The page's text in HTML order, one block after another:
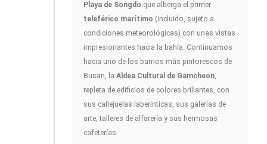
Playa de Songdo que alberga el primer
teleférico marítimo (incluido, sujeto a
condiciones meteorológicas) con unas vistas
impresionantes hacia la bahía. Continuamos
hacia uno de los barrios más pintorescos de
Busan, la Aldea Cultural de Gamcheon,
repleta de edificios de colores brillantes, con
sus callejuelas laberínticas, sus galerías de
arte, talleres de alfarería y sus hermosas
cafeterías.